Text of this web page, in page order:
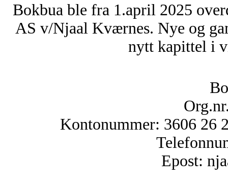
Bokbua ble fra 1.april 2025
AS v/Njaal Kværnes. Nye og
nytt kapittel i
Kontonummer: 3606 26
Epost: